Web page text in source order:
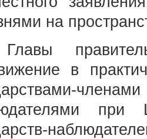
на
в
при